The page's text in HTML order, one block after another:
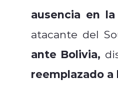
ausencia en
atacante del
ante Bolivia,
reemplazado